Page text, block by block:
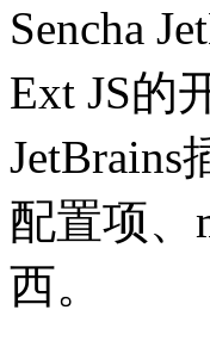
Sencha
Ext JS的
配置项、
西。